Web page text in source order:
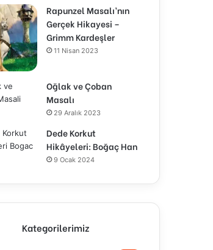
Rapunzel Masalı’nın
Gerçek Hikayesi –
Grimm Kardeşler
11 Nisan 2023
Oğlak ve Çoban
Masalı
29 Aralık 2023
Dede Korkut
Hikâyeleri: Boğaç Han
9 Ocak 2024
Kategorilerimiz